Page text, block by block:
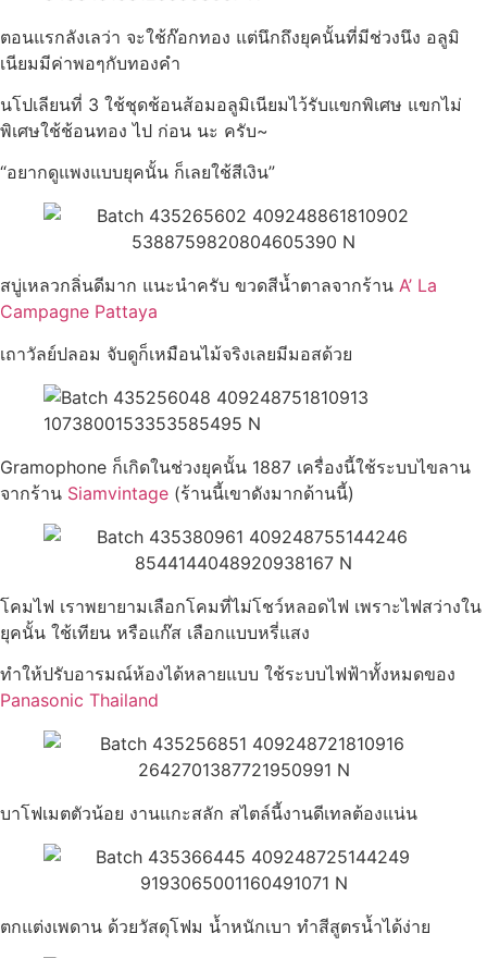
ตอนแรกลังเลว่า จะใช้ก๊อกทอง แต่นึกถึงยุคนั้นที่มีช่วงนึง อลูมิ
เนียมมีค่าพอๆกับทองคำ
นโปเลียนที่ 3 ใช้ชุดช้อนส้อมอลูมิเนียมไว้รับแขกพิเศษ แขกไม่
พิเศษใช้ช้อนทอง ไป ก่อน นะ ครับ~
“อยากดูแพงแบบยุคนั้น ก็เลยใช้สีเงิน”
สบู่เหลวกลิ่นดีมาก แนะนำครับ ขวดสีน้ำตาลจากร้าน A’ La
Campagne Pattaya
เถาวัลย์ปลอม จับดูก็เหมือนไม้จริงเลยมีมอสด้วย
Gramophone ก็เกิดในช่วงยุคนั้น 1887 เครื่องนี้ใช้ระบบไขลาน
จากร้าน Siamvintage (ร้านนี้เขาดังมากด้านนี้)
โคมไฟ เราพยายามเลือกโคมที่ไม่โชว์หลอดไฟ เพราะไฟสว่างใน
ยุคนั้น ใช้เทียน หรือแก๊ส เลือกแบบหรี่แสง
ทำให้ปรับอารมณ์ห้องได้หลายแบบ ใช้ระบบไฟฟ้าทั้งหมดของ
Panasonic Thailand
บาโฟเมตตัวน้อย งานแกะสลัก สไตล์นี้งานดีเทลต้องแน่น
ตกแต่งเพดาน ด้วยวัสดุโฟม น้ำหนักเบา ทำสีสูตรน้ำได้ง่าย